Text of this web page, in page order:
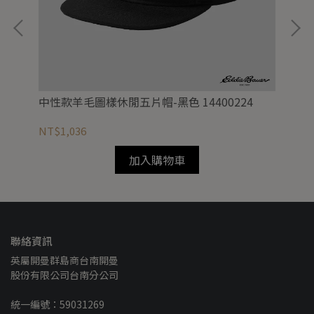
中性款羊毛圖樣休閒五片帽-黑色 14400224
NT$1,036
加入購物車
聯絡資訊
英屬開曼群島商台南開曼
股份有限公司台南分公司
統一編號：59031269